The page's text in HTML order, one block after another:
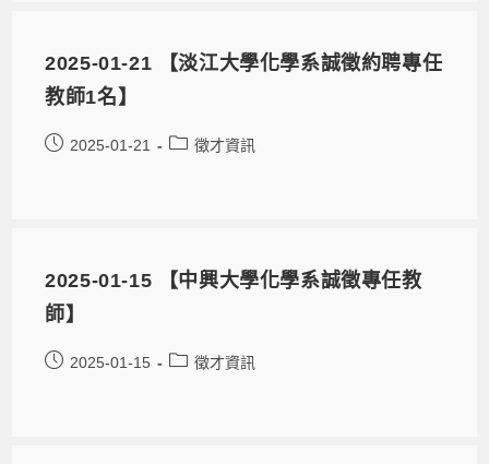
2025-01-21 【淡江大學化學系誠徵約聘專任
教師1名】
2025-01-21 徵才資訊
2025-01-15 【中興大學化學系誠徵專任教
師】
2025-01-15 徵才資訊